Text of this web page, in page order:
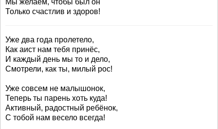
Мы желаем, чтобы был он
Только счастлив и здоров!
Уже два года пролетело,
Как аист нам тебя принёс,
И каждый день мы то и дело,
Смотрели, как ты, милый рос!
Уже совсем не малышонок,
Теперь ты парень хоть куда!
Активный, радостный ребёнок,
С тобой нам весело всегда!